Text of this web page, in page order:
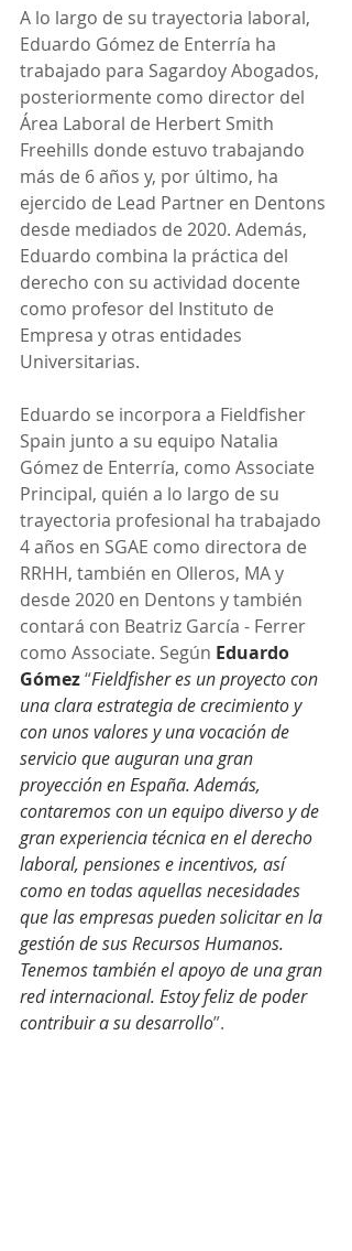
A lo largo de su trayectoria laboral,
Eduardo Gómez de Enterría ha
trabajado para Sagardoy Abogados,
posteriormente como director del
Área Laboral de Herbert Smith
Freehills donde estuvo trabajando
más de 6 años y, por último, ha
ejercido de Lead Partner en Dentons
desde mediados de 2020. Además,
Eduardo combina la práctica del
derecho con su actividad docente
como profesor del Instituto de
Empresa y otras entidades
Universitarias.
Eduardo se incorpora a Fieldfisher
Spain junto a su equipo Natalia
Gómez de Enterría, como Associate
Principal, quién a lo largo de su
trayectoria profesional ha trabajado
4 años en SGAE como directora de
RRHH, también en Olleros, MA y
desde 2020 en Dentons y también
contará con Beatriz García - Ferrer
como Associate. Según Eduardo
Gómez “Fieldfisher es un proyecto con
una clara estrategia de crecimiento y
con unos valores y una vocación de
servicio que auguran una gran
proyección en España. Además,
contaremos con un equipo diverso y de
gran experiencia técnica en el derecho
laboral, pensiones e incentivos, así
como en todas aquellas necesidades
que las empresas pueden solicitar en la
gestión de sus Recursos Humanos.
Tenemos también el apoyo de una gran
red internacional. Estoy feliz de poder
contribuir a su desarrollo”.